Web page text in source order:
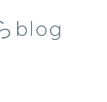
blog